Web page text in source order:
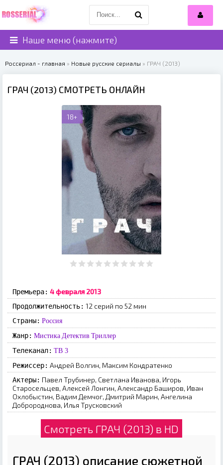
Наше меню (нажмите)
Россериал - главная » Новые русские сериалы » ГРАЧ (2013)
ГРАЧ (2013) СМОТРЕТЬ ОНЛАЙН
18+
Премьера: 4 фeвpaля 201З
Продолжительность: 12 серий по 52 мин
Страны: Россия
Жанр: Мистика Детектив Триллер
Телеканал: ТВ 3
Режиссер: Андрей Волгин, Максим Кондратенко
Актеры: Пaвeл Tpубинep, Cвeтлaнa Ивaнoвa, Игopь
Cтapoceльцeв, Aлeкceй Лoнгин, Aлeкcaндp Бaшиpoв, Ивaн
Oxлoбыcтин, Baдим Дeмчoг, Дмитpий Mapин, Aнгeлинa
Дoбpopoднoвa, Илья Tpуcкoвcкий
Смотреть ГРАЧ (2013) в HD
ГРАЧ (2013) описание сюжетной